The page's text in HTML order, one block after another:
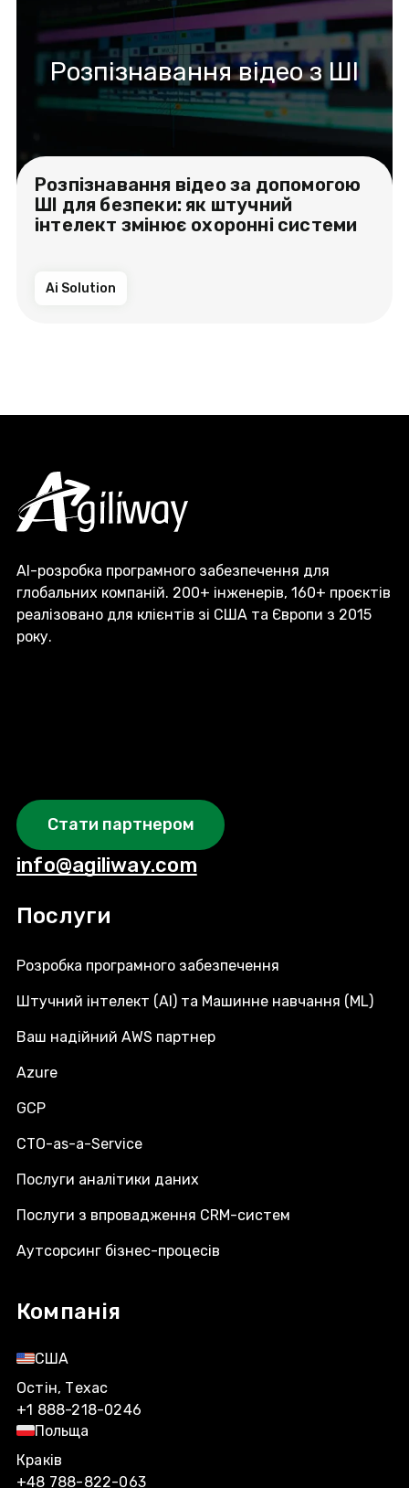
Розпізнавання відео з ШІ
Розпізнавання відео за допомогою
ШІ для безпеки: як штучний
інтелект змінює охоронні системи
Ai Solution
AI-розробка програмного забезпечення для
глобальних компаній. 200+ інженерів, 160+ проєктів
реалізовано для клієнтів зі США та Європи з 2015
року.
Стати партнером
info@agiliway.com
Послуги
Розробка програмного забезпечення
Штучний інтелект (AI) та Машинне навчання (ML)
Ваш надійний AWS партнер
Azure
GCP
CTO-as-a-Service
Послуги аналітики даних
Послуги з впровадження CRM-систем
Аутсорсинг бізнес-процесів
Компанія
США
Остін, Техас
+1 888-218-0246
Польща
Краків
+48 788-822-063